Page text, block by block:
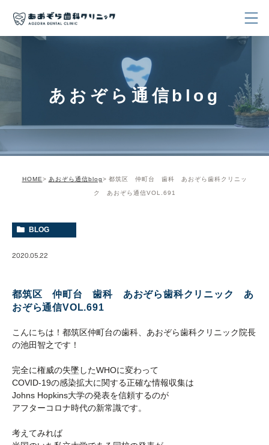
あおぞら通信blog
HOME あおぞら通信blog 都筑区 仲町台 歯科 あおぞら歯科クリニッ
ク あおぞら通信VOL.691
BLOG
2020.05.22
都筑区 仲町台 歯科 あおぞら歯科クリニック あ
おぞら通信VOL.691
こんにちは！都筑区仲町台の歯科、あおぞら歯科クリニック院長
の池田智之です！
完全に権威の失墜したWHOに変わって
COVID-19の感染拡大に関する正確な情報収集は
Johns Hopkins大学の発表を信頼するのが
アフターコロナ時代の新常識です。
考えてみれば